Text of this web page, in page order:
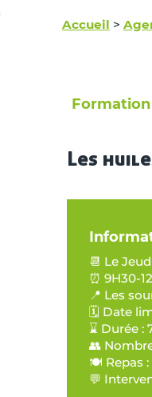
Accueil >
Formation
Les
📆 Le
⏰ 9H30-
📍 Les
🗓️ Date
⌛ Durée :
👥
🍽️ Repas :
💬